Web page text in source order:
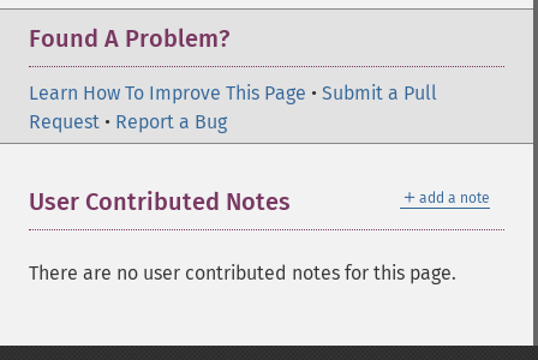
Found A Problem?
Learn How To Improve This Page • Submit a Pull
Request • Report a Bug
＋ add a note
User Contributed Notes
There are no user contributed notes for this page.